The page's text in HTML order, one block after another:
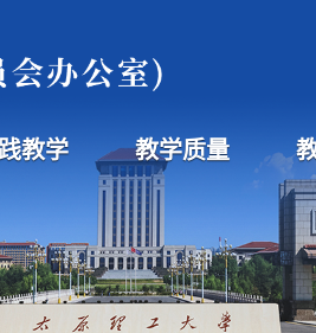
教学 教学质量